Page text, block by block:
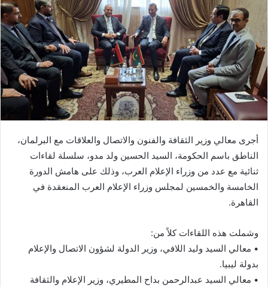
أجرى معالي وزير الثقافة والفنون والاتصال والعلاقات مع البرلمان،
الناطق باسم الحكومة، السيد الحسين ولد مدو، سلسلة لقاءات
ثنائية مع عدد من وزراء الإعلام العرب، وذلك على هامش الدورة
الخامسة والخمسين لمجلس وزراء الإعلام العرب المنعقدة في
القاهرة.
وشملت هذه اللقاءات كلاً من:
• معالي السيد وليد اللافي، وزير الدولة لشؤون الاتصال والإعلام
بدولة ليبيا.
• معالي السيد عبدالرحمن بداح المطيري، وزير الإعلام والثقافة